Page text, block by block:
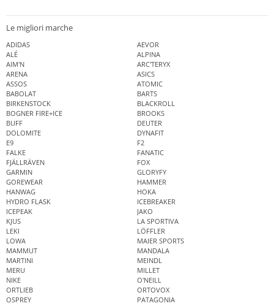
Le migliori marche
ADIDAS
AEVOR
ALÉ
ALPINA
AIM'N
ARC'TERYX
ARENA
ASICS
ASSOS
ATOMIC
BABOLAT
BARTS
BIRKENSTOCK
BLACKROLL
BOGNER FIRE+ICE
BROOKS
BUFF
DEUTER
DOLOMITE
DYNAFIT
E9
F2
FALKE
FANATIC
FJÄLLRÄVEN
FOX
GARMIN
GLORYFY
GOREWEAR
HAMMER
HANWAG
HOKA
HYDRO FLASK
ICEBREAKER
ICEPEAK
JAKO
KJUS
LA SPORTIVA
LEKI
LÖFFLER
LOWA
MAIER SPORTS
MAMMUT
MANDALA
MARTINI
MEINDL
MERU
MILLET
NIKE
O'NEILL
ORTLIEB
ORTOVOX
OSPREY
PATAGONIA